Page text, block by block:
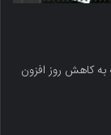
کاهش روز افزون